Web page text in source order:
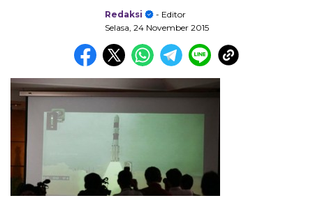
Redaksi
- Editor
Selasa, 24 November 2015